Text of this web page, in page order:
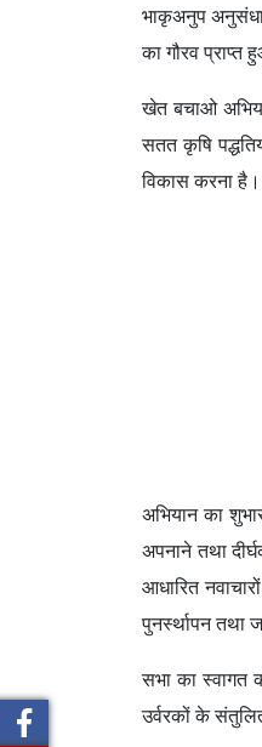
भाकृअनुप
का गौरव
खेत बचाओ
सतत कृषि
विकास करना है।
अभियान का
अपनाने तथा
आधारित
पुनर्स्थापन तथा
सभा का स्वागत
उर्वरकों के